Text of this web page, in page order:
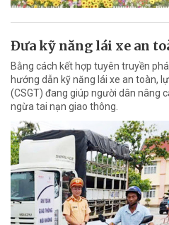
Đưa kỹ năng lái xe an
Bằng cách kết hợp tuyên truyền
hướng dẫn kỹ năng lái xe an toàn,
(CSGT) đang giúp người dân nâng
ngừa tai nạn giao thông.